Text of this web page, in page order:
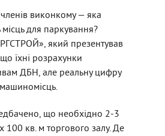
виконкому — яка
місць для паркування?
який презентував
їхні розрахунки
ДБН, але реальну цифру
що необхідно 2-3
100 кв. м торгового залу. Де